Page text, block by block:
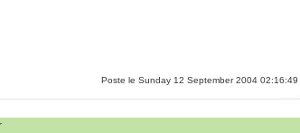
Poste le Sunday 12 September 2004 02:16:49